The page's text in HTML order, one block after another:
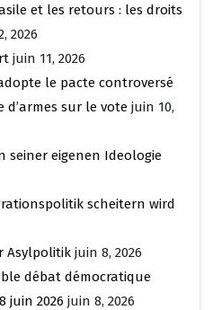
et les retours : les droits
2026
juin 11, 2026
le pacte controversé
d’armes sur le vote juin 10,
seiner eigenen Ideologie
scheitern wird
Asylpolitik juin 8, 2026
débat démocratique
juin 2026 juin 8, 2026